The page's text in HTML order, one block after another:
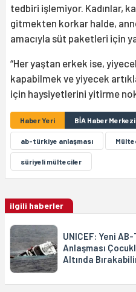
tedbiri işlemiyor. Kadınlar,
gitmekten korkar halde,
amacıyla süt paketleri için
“Her yaştan erkek ise,
kapabilmek ve yiyecek
için haysiyetlerini yitirme
Haber Yeri BİA Haber Merkezi
ab-türkiye anlaşması
süriyeli mülteciler
ilgili haberler
UNICEF: Yeni
Anlaşması
Altında